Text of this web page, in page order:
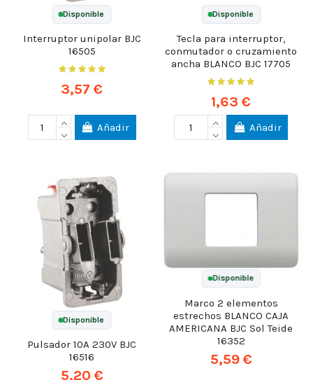
Disponible
Interruptor unipolar BJC
16505
3,57 €
Añadir
Disponible
Tecla para interruptor,
conmutador o cruzamiento
ancha BLANCO BJC 17705
1,63 €
Añadir
Disponible
Pulsador 10A 230V BJC
16516
5,20 €
Disponible
Marco 2 elementos
estrechos BLANCO CAJA
AMERICANA BJC Sol Teide
16352
5,59 €